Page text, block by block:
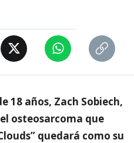
18 años, Zach Sobiech,
osteosarcoma que
quedará como su